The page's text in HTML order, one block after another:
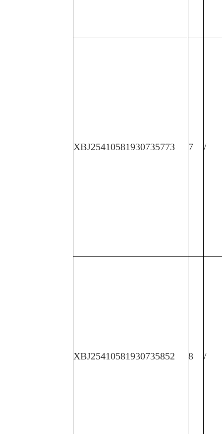
XBJ25410581930735773 7 /
XBJ25410581930735852 8 /